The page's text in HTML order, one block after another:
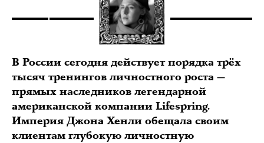
В России сегодня действует порядка трёх
тысяч тренингов личностного роста —
прямых наследников легендарной
американской компании Lifespring.
Империя Джона Хенли обещала своим
клиентам глубокую личностную